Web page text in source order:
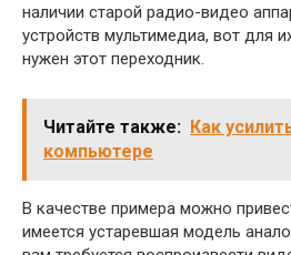
наличии старой радио-видео
устройств мультимедиа, вот для
нужен этот переходник.
Читайте также: Как
компьютере
В качестве примера можно
имеется устаревшая модель